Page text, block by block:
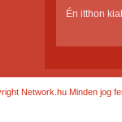
Én itthon
Network.hu Minden jog